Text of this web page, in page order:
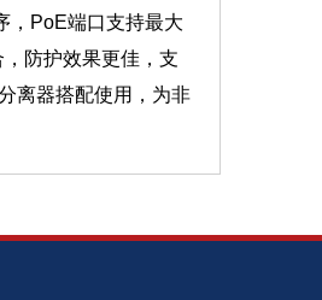
PoE端口支持最大
防护效果更佳，支
离器搭配使用，为非